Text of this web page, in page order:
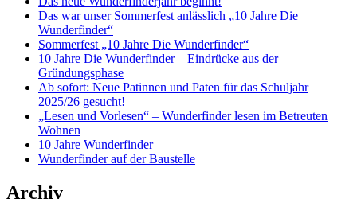
Das war unser Sommerfest anlässlich „10 Jahre Die
Wunderfinder“
Sommerfest „10 Jahre Die Wunderfinder“
10 Jahre Die Wunderfinder – Eindrücke aus der
Gründungsphase
Ab sofort: Neue Patinnen und Paten für das Schuljahr
2025/26 gesucht!
„Lesen und Vorlesen“ – Wunderfinder lesen im Betreuten
Wohnen
10 Jahre Wunderfinder
Wunderfinder auf der Baustelle
Archiv